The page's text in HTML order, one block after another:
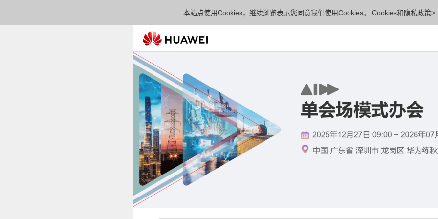
本站点使用Cookies，继续浏览表示您同意我们使用Cookies。 Cookies和隐私政策>